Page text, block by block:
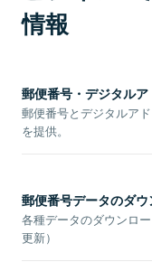
情報
郵便番号・デジタル
郵便番号とデジタルア
を提供。
郵便番号データのダウ
各種データのダウンロ
更新）